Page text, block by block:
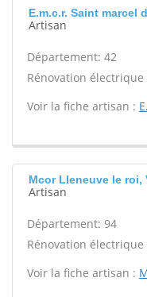
E.m.c.r. Saint marcel
Artisan
Département: 42
Rénovation
Voir la fiche artisan :
Mcor Lleneuve le roi,
Artisan
Département: 94
Rénovation
Voir la fiche artisan :